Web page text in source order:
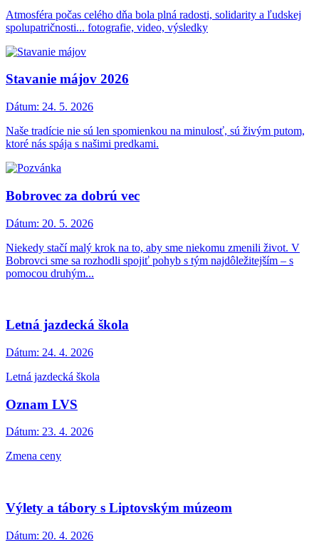
Atmosféra počas celého dňa bola plná radosti, solidarity a ľudskej
spolupatričnosti... fotografie, video, výsledky
Stavanie májov 2026
Dátum: 24. 5. 2026
Naše tradície nie sú len spomienkou na minulosť, sú živým putom,
ktoré nás spája s našimi predkami.
Bobrovec za dobrú vec
Dátum: 20. 5. 2026
Niekedy stačí malý krok na to, aby sme niekomu zmenili život. V
Bobrovci sme sa rozhodli spojiť pohyb s tým najdôležitejším – s
pomocou druhým...
Letná jazdecká škola
Dátum: 24. 4. 2026
Letná jazdecká škola
Oznam LVS
Dátum: 23. 4. 2026
Zmena ceny
Výlety a tábory s Liptovským múzeom
Dátum: 20. 4. 2026